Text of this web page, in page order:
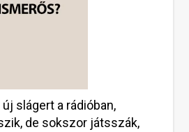
slágert a rádióban,
de sokszor játsszák,